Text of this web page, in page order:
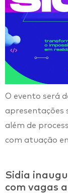
O evento será
apresentações
além de
com atuação
Sidia
com vagas